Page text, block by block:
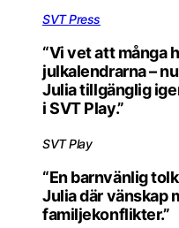
SVT Press
“Vi vet att många
julkalendrarna –
Julia tillgänglig
i SVT Play.”
SVT Play
“En barnvänlig
Julia där vänskap
familjekonflikter.”